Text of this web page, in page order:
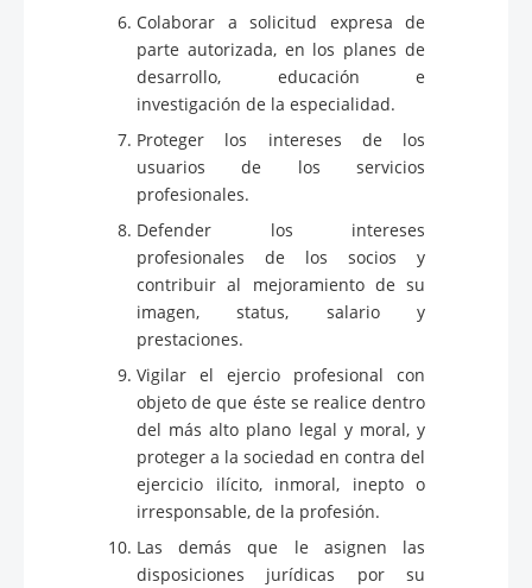
Colaborar a solicitud expresa de
parte autorizada, en los planes de
desarrollo, educación e
investigación de la especialidad.
Proteger los intereses de los
usuarios de los servicios
profesionales.
Defender los intereses
profesionales de los socios y
contribuir al mejoramiento de su
imagen, status, salario y
prestaciones.
Vigilar el ejercio profesional con
objeto de que éste se realice dentro
del más alto plano legal y moral, y
proteger a la sociedad en contra del
ejercicio ilícito, inmoral, inepto o
irresponsable, de la profesión.
Las demás que le asignen las
disposiciones jurídicas por su